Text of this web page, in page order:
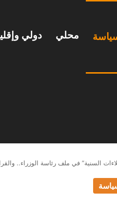
محلي دولي
السنية” في ملف رئاسة الوزراء..